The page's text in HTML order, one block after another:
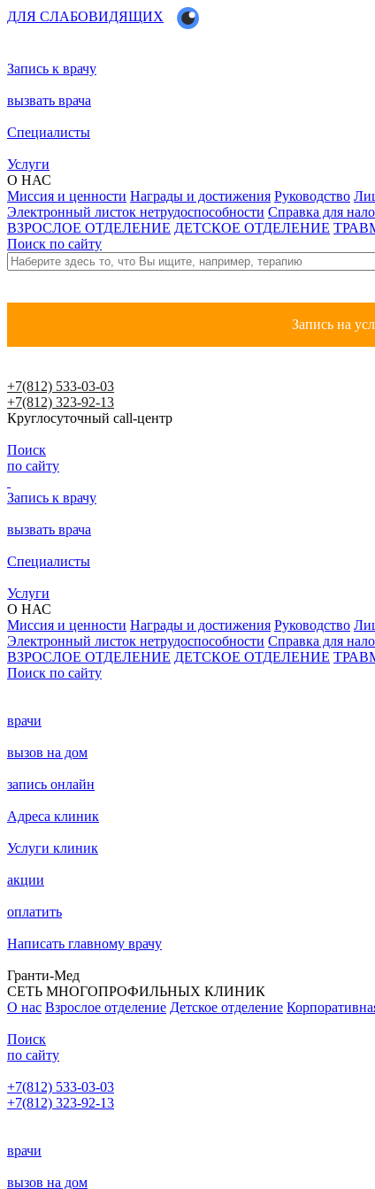
ДЛЯ СЛАБОВИДЯЩИХ
Запись к врачу
вызвать врача
Специалисты
Услуги
О НАС
Миссия и ценности Награды и достижения Руководство
Электронный листок нетрудоспособности Справка для
ВЗРОСЛОЕ ОТДЕЛЕНИЕ ДЕТСКОЕ ОТДЕЛЕНИЕ
Поиск по сайту
Запись на
+7(812) 533-03-03
+7(812) 323-92-13
Круглосуточный call-центр
Поиск
по сайту
Запись к врачу
вызвать врача
Специалисты
Услуги
О НАС
Миссия и ценности Награды и достижения Руководство
Электронный листок нетрудоспособности Справка для
ВЗРОСЛОЕ ОТДЕЛЕНИЕ ДЕТСКОЕ ОТДЕЛЕНИЕ
Поиск по сайту
врачи
вызов на дом
запись онлайн
Адреса клиник
Услуги клиник
акции
оплатить
Написать главному врачу
Гранти-Мед
СЕТЬ МНОГОПРОФИЛЬНЫХ КЛИНИК
О нас Взрослое отделение Детское отделение
Поиск
по сайту
+7(812) 533-03-03
+7(812) 323-92-13
врачи
вызов на дом